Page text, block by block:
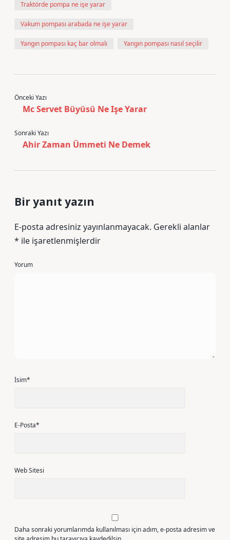
Traktörde pompa ne işe yarar
Vakum pompası arabada ne işe yarar
Yangın pompası kaç bar olmalı Yangın pompası nasıl seçilir
Önceki Yazı
Mc Servet Büyüsü Ne Işe Yarar
Sonraki Yazı
Ahir Zaman Ümmeti Ne Demek
Bir yanıt yazın
E-posta adresiniz yayınlanmayacak. Gerekli alanlar
* ile işaretlenmişlerdir
Yorum
İsim*
E-Posta*
Web Sitesi
Daha sonraki yorumlarımda kullanılması için adım, e-posta adresim ve